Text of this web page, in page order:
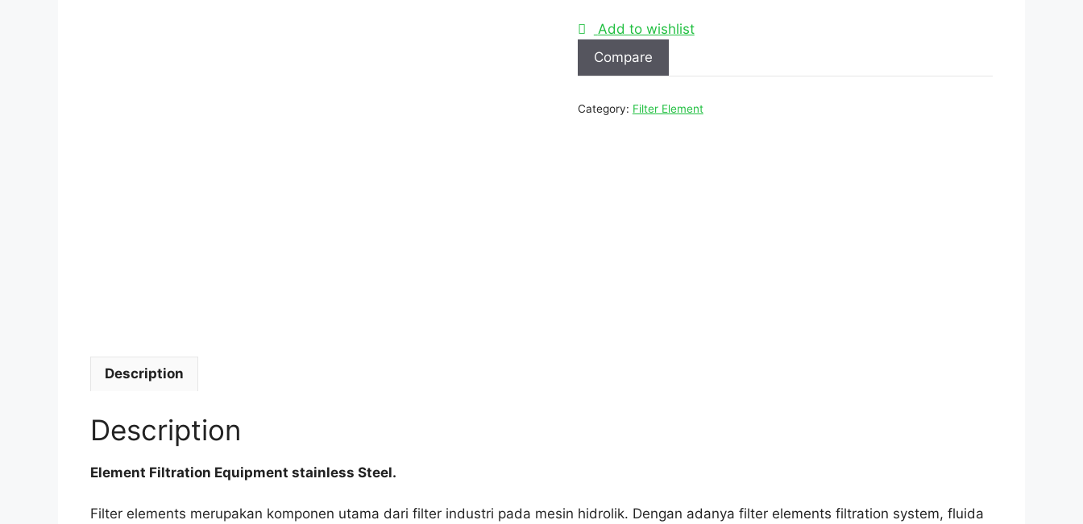
Add to wishlist
Compare
Category: Filter Element
Description
Description
Element Filtration Equipment stainless Steel.
Filter elements merupakan komponen utama dari filter industri pada mesin hidrolik. Dengan adanya filter elements filtration system, fluida